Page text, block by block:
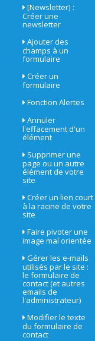
[Newsletter] :
Créer une
newsletter
Ajouter des
champs à un
formulaire
Créer un
formulaire
Fonction Alertes
Annuler
l'effacement d'un
élément
Supprimer une
page ou un autre
élément de votre
site
Créer un lien court
à la racine de votre
site
Faire pivoter une
image mal orientée
Gérer les e-mails
utilisés par le site :
le formulaire de
contact (et autres
emails de
l'administrateur)
Modifier le texte
du formulaire de
contact